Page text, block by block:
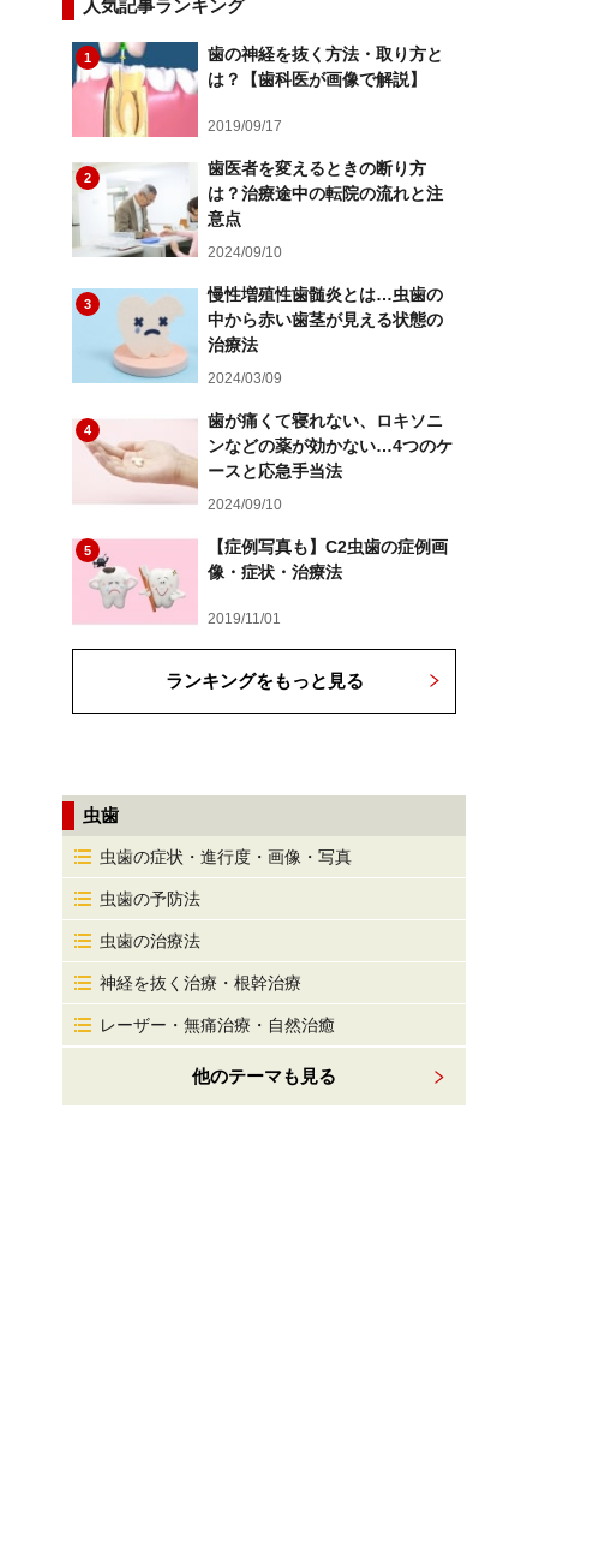
人気記事ランキング
1
歯の神経を抜く方法・取り方と
は？【歯科医が画像で解説】
2019/09/17
2
歯医者を変えるときの断り方
は？治療途中の転院の流れと注
意点
2024/09/10
3
慢性増殖性歯髄炎とは…虫歯の
中から赤い歯茎が見える状態の
治療法
2024/03/09
4
歯が痛くて寝れない、ロキソニ
ンなどの薬が効かない…4つのケ
ースと応急手当法
2024/09/10
5
【症例写真も】C2虫歯の症例画
像・症状・治療法
2019/11/01
ランキングをもっと見る
虫歯
虫歯の症状・進行度・画像・写真
虫歯の予防法
虫歯の治療法
神経を抜く治療・根幹治療
レーザー・無痛治療・自然治癒
他のテーマも見る